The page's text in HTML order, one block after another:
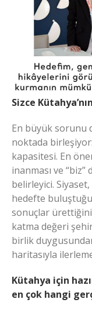
Sizce
En büyük sorunu
noktada
kapasitesi. En
inanması ve
belirleyici.
hedefte
sonuçlar ürettiğini
katma değeri
birlik
haritasıyla
Kütahya için
en çok hangi